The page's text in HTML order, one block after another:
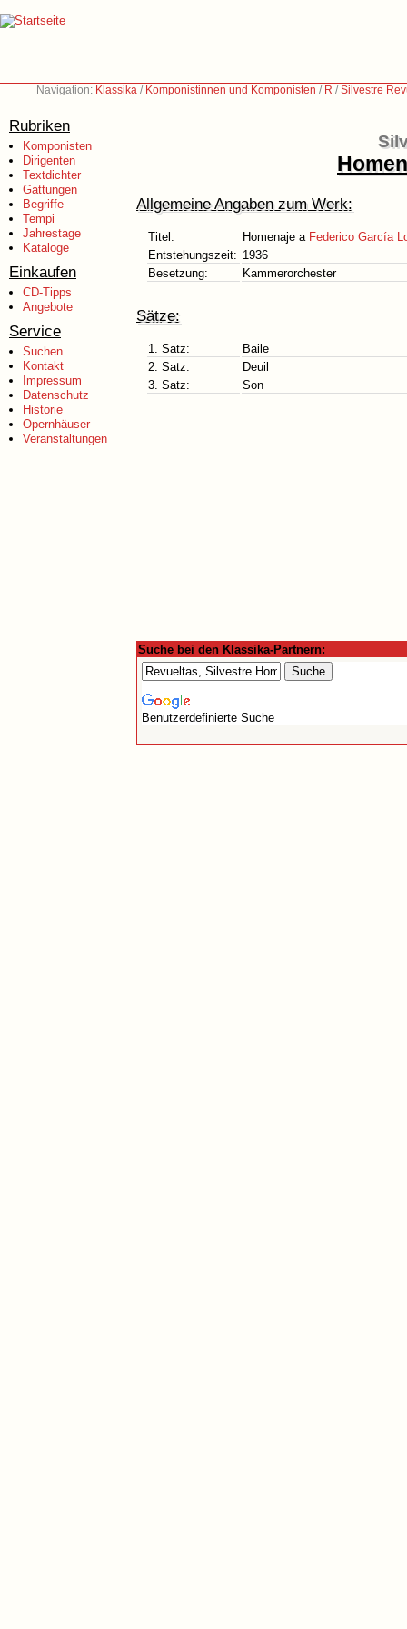
Navigation: Klassika / Komponistinnen und Komponisten / R /Silvestre
Rubriken
Komponisten
Dirigenten
Textdichter
Gattungen
Begriffe
Tempi
Jahrestage
Kataloge
Einkaufen
CD-Tipps
Angebote
Service
Suchen
Kontakt
Impressum
Datenschutz
Historie
Opernhäuser
Veranstaltungen
Allgemeine Angaben zum Werk:
Titel: Homenaje a Federico García
Entstehungszeit: 1936
Besetzung:
Kammerorchester
Sätze:
1. Satz:
Baile
2. Satz:
Deuil
3. Satz:
Son
Suche bei den Klassika-Partnern:
Benutzerdefinierte Suche